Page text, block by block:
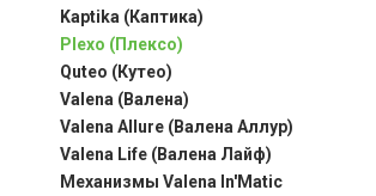
Kaptika (Каптика)
Plexo (Плексо)
Quteo (Кутео)
Valena (Валена)
Valena Allure (Валена Аллур)
Valena Life (Валена Лайф)
Механизмы Valena In'Matic